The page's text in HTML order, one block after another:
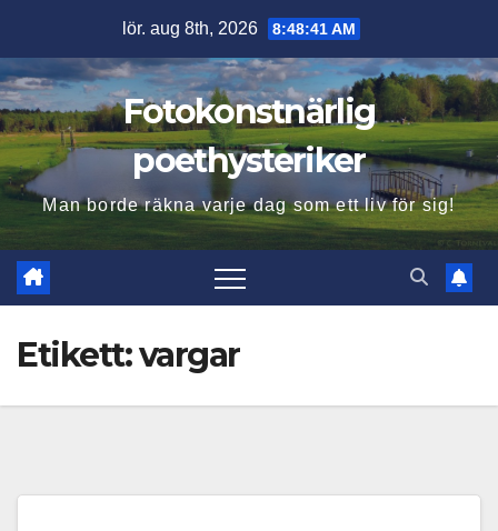
innehåll
lör. aug 8th, 2026 8:48:42 AM
Fotokonstnärlig
poethysteriker
Man borde räkna varje dag som ett liv för sig!
Etikett:vargar